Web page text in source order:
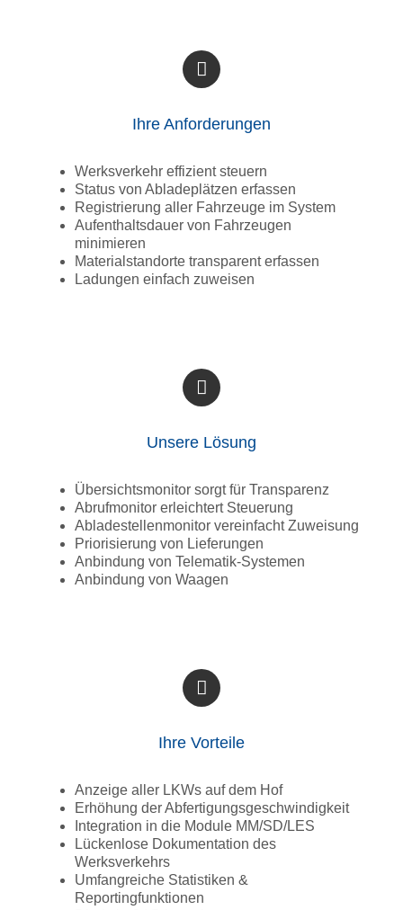
Ihre Anforderungen
Werksverkehr effizient steuern
Status von Abladeplätzen erfassen
Registrierung aller Fahrzeuge im System
Aufenthaltsdauer von Fahrzeugen
minimieren
Materialstandorte transparent erfassen
Ladungen einfach zuweisen
Unsere Lösung
Übersichtsmonitor sorgt für Transparenz
Abrufmonitor erleichtert Steuerung
Abladestellenmonitor vereinfacht Zuweisung
Priorisierung von Lieferungen
Anbindung von Telematik-Systemen
Anbindung von Waagen
Ihre Vorteile
Anzeige aller LKWs auf dem Hof
Erhöhung der Abfertigungsgeschwindigkeit
Integration in die Module MM/SD/LES
Lückenlose Dokumentation des
Werksverkehrs
Umfangreiche Statistiken &
Reportingfunktionen